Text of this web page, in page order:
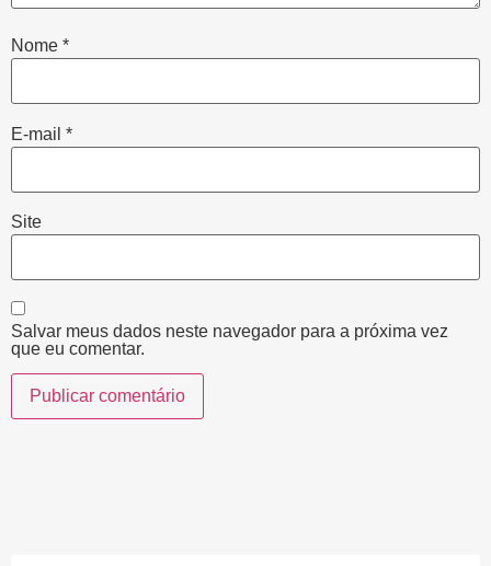
Nome *
E-mail *
Site
Salvar meus dados neste navegador para a próxima vez
que eu comentar.